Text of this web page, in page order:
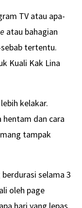
TV atau apa-
atau bahagian
tertentu.
Kuali Kak Lina
kelakar.
hentam dan cara
tampak
berdurasi selama 3
oleh page